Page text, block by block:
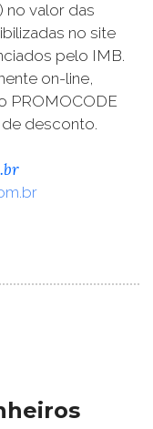
no valor das
no site
pelo IMB.
on-line,
PROMOCODE
desconto.